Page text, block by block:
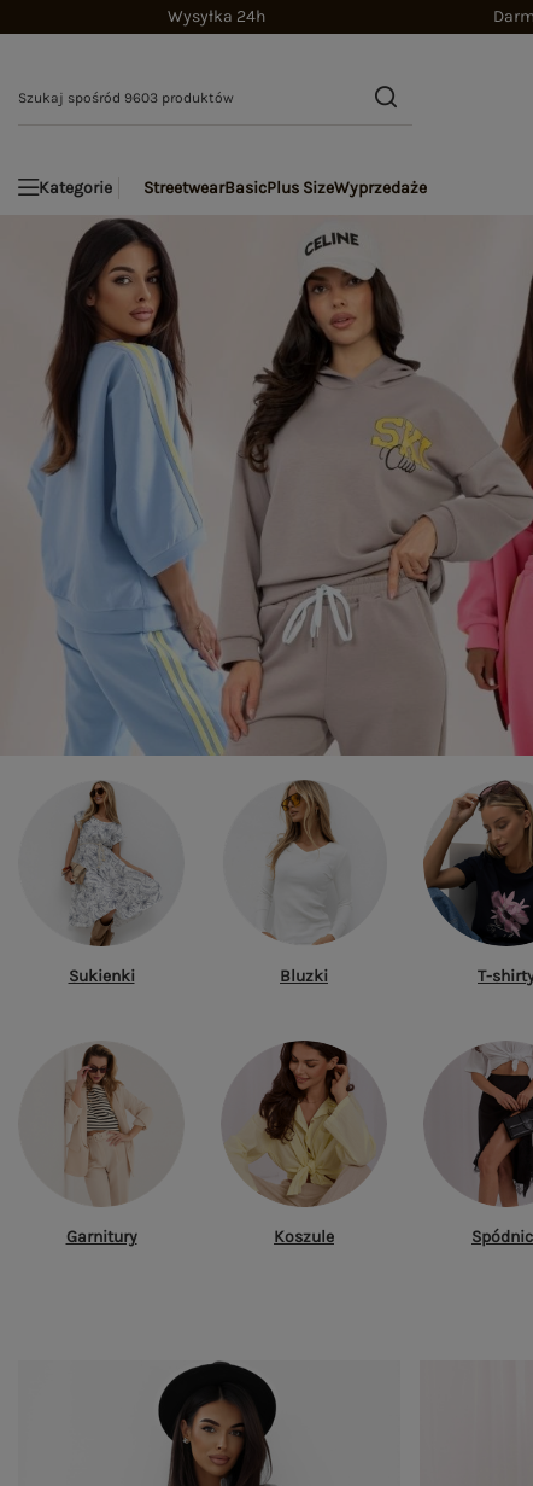
Wysyłka 24h
Kategorie StreetwearBasicPlus SizeWyprzedaże
Sukienki Bluzki T-
Garnitury Koszule